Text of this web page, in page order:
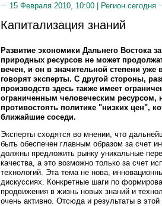
15 Февраля 2010, 10:00 | Регион сегодня
Капитализация знаний
Развитие экономики Дальнего Востока
природных ресурсов не может
вечен, и он в значительной степени
говорят эксперты. С другой стороны,
производств здесь также имеет
ограниченным человеческим ресурсом,
противостоять политике "низких цен",
ближайшие соседи.
Эксперты сходятся во мнении, что
быть обеспечен главным образом за счет
должны предложить рынку уникальные
качества, а это возможно только за счет
технологий. Эта тема не нова,
дискуссиях. Конкретные шаги по
продвижения в жизнь новых знаний и
очень активно. Отсюда и результаты в